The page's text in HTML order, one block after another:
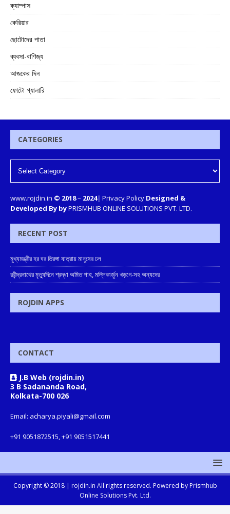
ক্যাম্পাস
কেরিয়ার
ছোটোদের পাতা
ব্যবসা-বাণিজ্য
আজকের দিন
ফোটো গ্যালারি
CATEGORIES
www.rojdin.in © 2018– 2024| Privacy Policy Designed &
Developed By byPRISMHUB ONLINE SOLUTIONS PVT. LTD.
RECENT POST
মুখ্যমন্ত্রীর হর ঘর তিরঙ্গা যাত্রায় মানুষের ঢল
রবীন্দ্রনাথের মৃত্যুদিনে শ্রদ্ধা অমিত শাহ, মল্লিকার্জুন খড়গে-সহ অন্যদের
ROJDIN APPS
CONTACT
J.B Web (rojdin.in)
3 B Sadananda Road,
Kolkata-700 026
Email: acharya.piyali@gmail.com
+91 9051872515, +91 9051517441
Copyright © 2018 | rojdin.in All rights reserved. Powered by Prismhub
Online Solutions Pvt. Ltd.